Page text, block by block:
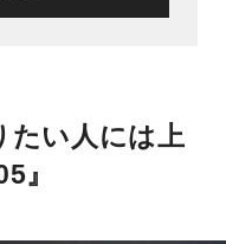
たい人には上
』